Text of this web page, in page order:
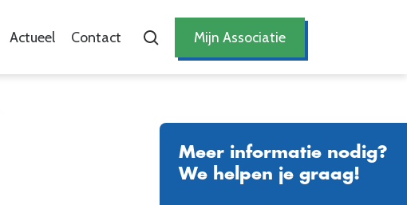
Mijn Associatie
Actueel Contact
Meer informatie nodig?
We helpen je graag!